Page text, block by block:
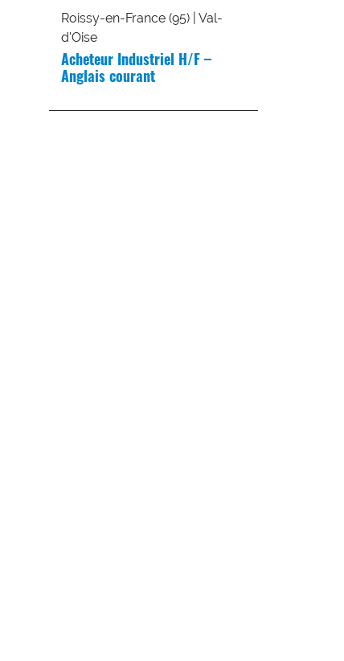
Roissy-en-France (95) | Val-
d'Oise
Acheteur Industriel H/F –
Anglais courant